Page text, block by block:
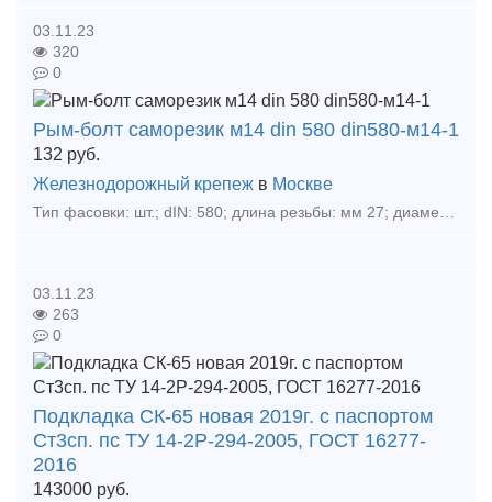
03.11.23
320
0
Рым-болт саморезик м14 din 580 din580-м14-1
132 руб.
Железнодорожный крепеж в Москве
Тип фасовки: шт.; dIN: 580; длина резьбы: мм 27; диаметр резьбы: М14; гОСТ: 4751 - 73; фасовка: шт 4; вес: кг 0. 91; фасовка: 4;
03.11.23
263
0
Подкладка СК-65 новая 2019г. с паспортом
Ст3сп. пс ТУ 14-2Р-294-2005, ГОСТ 16277-
2016
143000 руб.